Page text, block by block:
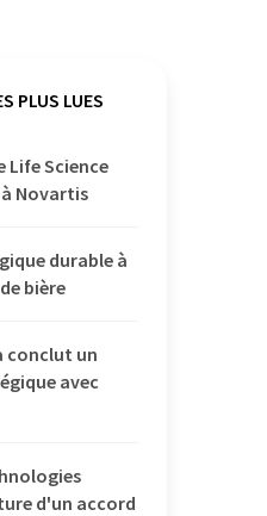
PLUS LUES
Life Science
à Novartis
durable à
bière
conclut un
avec
d'un accord